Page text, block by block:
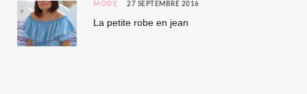
MODE 27 SEPTEMBRE 2016
La petite robe en jean